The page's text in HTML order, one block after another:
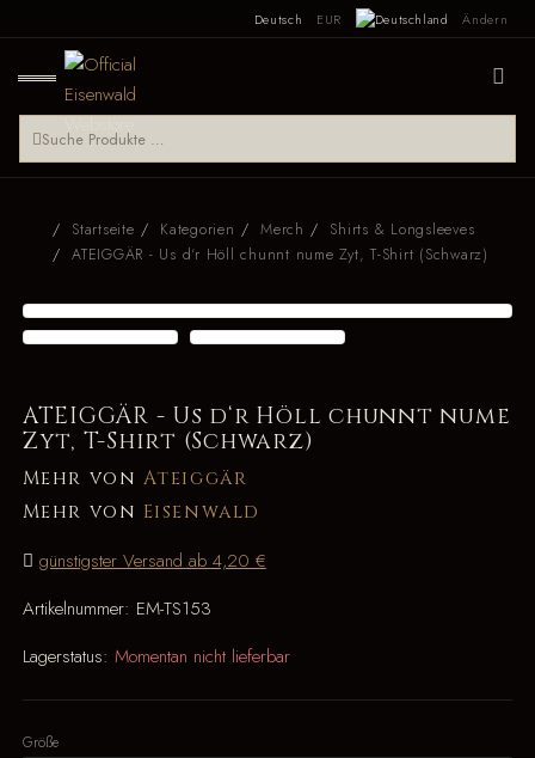
Deutsch EUR Ändern
Startseite Kategorien Merch
Shirts & Longsleeves
ATEIGGÄR - Us d‘r Höll chunnt nume Zyt, T-Shirt (Schwarz)
ATEIGGÄR - Us d‘r Höll chunnt nume
Zyt, T-Shirt (Schwarz)
Mehr von Ateiggär
Mehr von Eisenwald
günstigster Versand ab 4,20 €
Artikelnummer: EM-TS153
Lagerstatus: Momentan nicht lieferbar
Größe